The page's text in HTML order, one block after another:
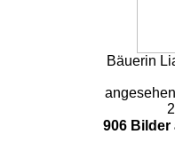
Bäuerin
angesehen
906 Bilder